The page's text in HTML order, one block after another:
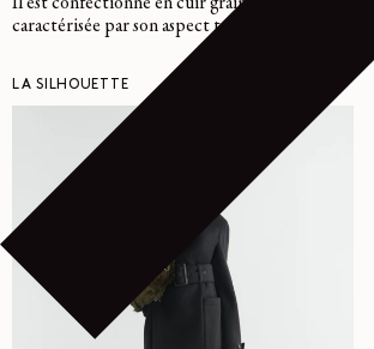
caractérisée par son aspect texturé.
LA SILHOUETTE